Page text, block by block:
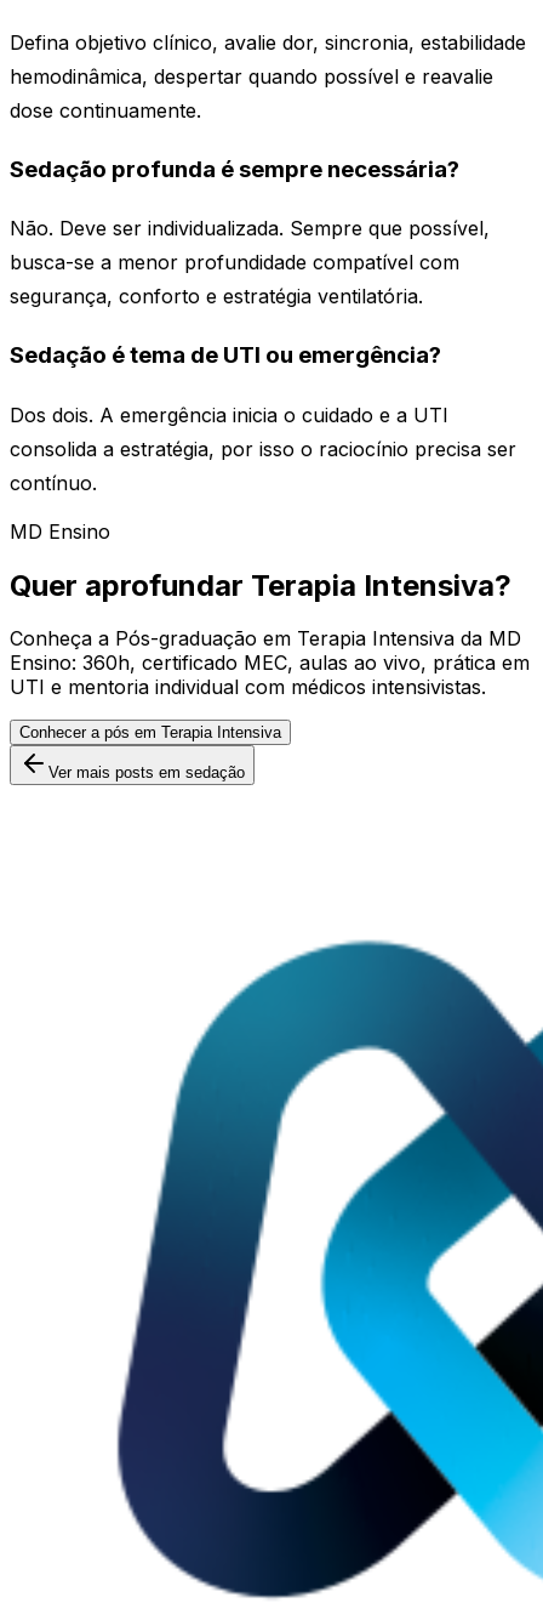
Defina objetivo clínico, avalie dor, sincronia, estabilidade
hemodinâmica, despertar quando possível e reavalie
dose continuamente.
Sedação profunda é sempre necessária?
Não. Deve ser individualizada. Sempre que possível,
busca-se a menor profundidade compatível com
segurança, conforto e estratégia ventilatória.
Sedação é tema de UTI ou emergência?
Dos dois. A emergência inicia o cuidado e a UTI
consolida a estratégia, por isso o raciocínio precisa ser
contínuo.
MD Ensino
Quer aprofundar Terapia Intensiva?
Conheça a Pós-graduação em Terapia Intensiva da MD
Ensino: 360h, certificado MEC, aulas ao vivo, prática em
UTI e mentoria individual com médicos intensivistas.
Conhecer a pós em Terapia Intensiva
Ver mais posts em sedação